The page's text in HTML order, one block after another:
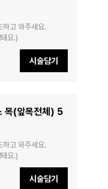
하고 와주세요.
요.)
시술담기
목(앞목전체) 5
하고 와주세요.
요.)
시술담기